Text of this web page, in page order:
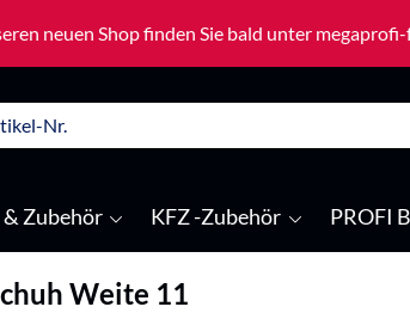
neuen Shop finden Sie bald unter
Zubehör KFZ -Zubehör PROFI
Weite 11